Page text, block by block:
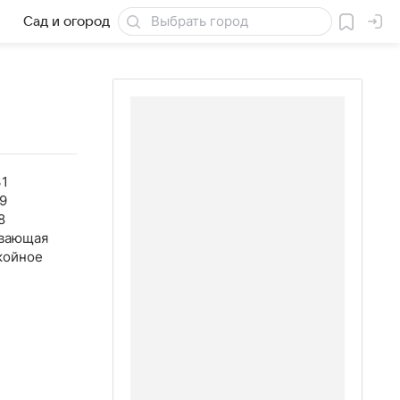
Сад и огород Товары для дачи